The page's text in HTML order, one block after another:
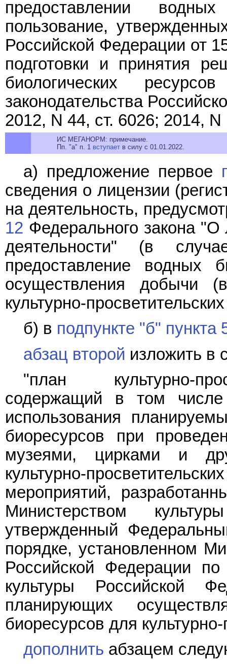
предоставлении
пользование,
Российской Федерации от
подготовки и принятия
биологических
законодательства
2012, N 44, ст. 6026; 2014,
ИС МЕГАНОРМ: примечание.
Пп. "а" п. 1 вступает в силу с 01.01.2022.
а) предложение первое
сведения о лицензии
на деятельность,
12 Федерального закона
деятельности" (в
предоставление водных
осуществления добычи
культурно-
б) в подпункте "б" пункта
абзац второй изложить в
"план культурно-
содержащий в том числе
использования
биоресурсов при
музеями, цирками и
культурно-
мероприятий,
Министерством
утвержденный
порядке, установленном
Российской Федерации
культуры Российской
планирующих
биоресурсов для
дополнить абзацем